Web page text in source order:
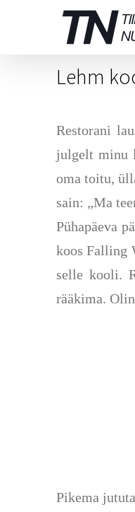
Lehm
Restorani
julgelt minu
oma toitu,
sain: „Ma
Pühapäeva
koos Falling
selle kooli.
rääkima.
Pikema